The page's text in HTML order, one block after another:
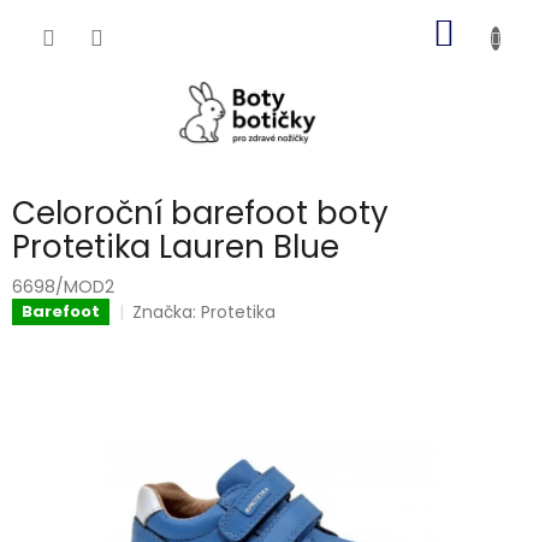
KOŠÍK
Celoroční barefoot boty
Protetika Lauren Blue
6698/MOD2
Barefoot Značka:Protetika